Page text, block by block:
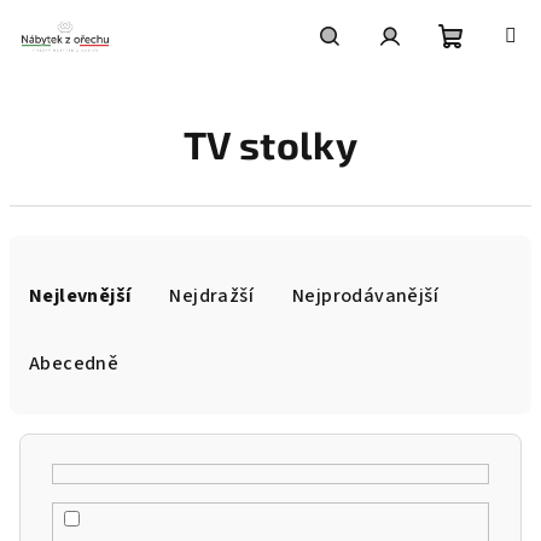
obsah
TV stolky
Nejlevnější Nejdražší Nejprodávanější
Abecedně